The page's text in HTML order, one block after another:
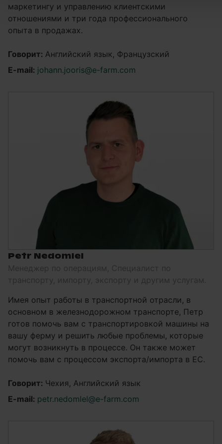
маркетингу и управлению клиентскими
отношениями и три года профессионального
опыта в продажах.
Говорит: Английский язык, Французский
E-mail: johann.jooris@e-farm.com
Petr Nedomlel
Менеджер по операциям, Специалист по
транспорту, импорту, экспорту и другим услугам.
Имея опыт работы в транспортной отрасли, в
основном в железнодорожном транспорте, Петр
готов помочь вам с транспортировкой машины на
вашу ферму и решить любые проблемы, которые
могут возникнуть в процессе. Он также может
помочь вам с процессом экспорта/импорта в ЕС.
Говорит: Чехия, Английский язык
E-mail: petr.nedomlel@e-farm.com